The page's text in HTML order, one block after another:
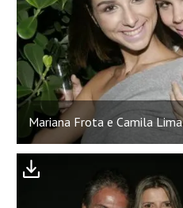
Mariana Frota e Camila Lima